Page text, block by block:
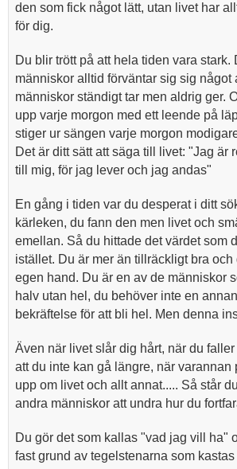
den som fick något lätt, utan livet har
för dig.
Du blir trött på att hela tiden vara stark.
människor alltid förväntar sig sig något
människor ständigt tar men aldrig ger.
upp varje morgon med ett leende på
stiger ur sängen varje morgon
Det är ditt sätt att säga till livet: "Jag är
till mig, för jag lever och jag andas"
En gång i tiden var du desperat i ditt
kärleken, du fann den men livet och
emellan. Så du hittade det värdet som
istället. Du är mer än tillräckligt bra och
egen hand. Du är en av de människor
halv utan hel, du behöver inte en
bekräftelse för att bli hel. Men denna
Även när livet slår dig hårt, när du
att du inte kan gå längre, när varannan
upp om livet och allt annat..... Så står
andra människor att undra hur du
Du gör det som kallas "vad jag vill ha"
fast grund av tegelstenarna som kastas